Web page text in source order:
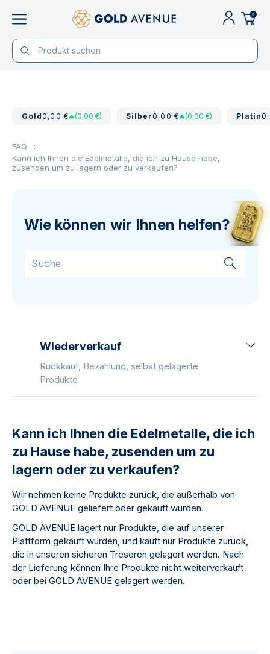
0
Gold0,00 € (0,00 €) Silber0,00 € (0,00 €) Platin
FAQ
Kann ich Ihnen die Edelmetalle, die ich zu Hause habe,
zusenden um zu lagern oder zu verkaufen?
Wie können wir Ihnen helfen?
Wiederverkauf
Rückkauf, Bezahlung, selbst gelagerte
Produkte
Kann ich Ihnen die Edelmetalle, die ich
zu Hause habe, zusenden um zu
lagern oder zu verkaufen?
Wir nehmen keine Produkte zurück, die außerhalb von
GOLD AVENUE geliefert oder gekauft wurden.
GOLD AVENUE lagert nur Produkte, die auf unserer
Plattform gekauft wurden, und kauft nur Produkte zurück,
die in unseren sicheren Tresoren gelagert werden. Nach
der Lieferung können Ihre Produkte nicht weiterverkauft
oder bei GOLD AVENUE gelagert werden.